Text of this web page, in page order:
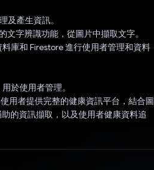
及產生資訊。
文字辨識功能，從圖片中擷取文字。
庫和 Firestore 進行使用者管理和資料
於使用者管理。
用者提供完整的健康資訊平台，結合圖
的資訊擷取，以及使用者健康資料追